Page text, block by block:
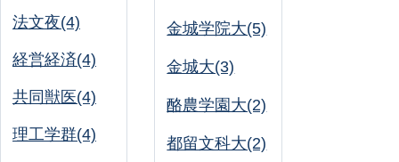
法文夜(4)
経営経済(4)
共同獣医(4)
理工学群(4)
金城学院大(5)
金城大(3)
酪農学園大(2)
都留文科大(2)